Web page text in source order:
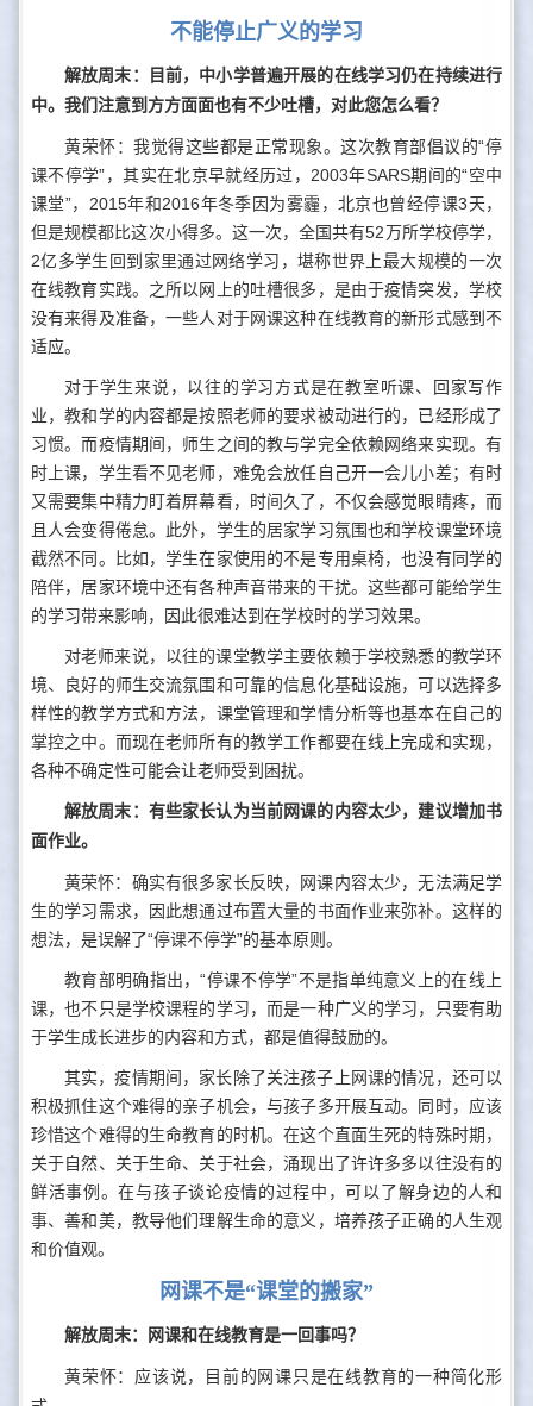
不能停止广义的学习
解放周末：目前，中小学普遍开展的在线学习仍在持续进行
中。我们注意到方方面面也有不少吐槽，对此您怎么看？
黄荣怀：我觉得这些都是正常现象。这次教育部倡议的“停
课不停学”，其实在北京早就经历过，2003年SARS期间的“空中
课堂”，2015年和2016年冬季因为雾霾，北京也曾经停课3天，
但是规模都比这次小得多。这一次，全国共有52万所学校停学，
2亿多学生回到家里通过网络学习，堪称世界上最大规模的一次
在线教育实践。之所以网上的吐槽很多，是由于疫情突发，学校
没有来得及准备，一些人对于网课这种在线教育的新形式感到不
适应。
对于学生来说，以往的学习方式是在教室听课、回家写作
业，教和学的内容都是按照老师的要求被动进行的，已经形成了
习惯。而疫情期间，师生之间的教与学完全依赖网络来实现。有
时上课，学生看不见老师，难免会放任自己开一会儿小差；有时
又需要集中精力盯着屏幕看，时间久了，不仅会感觉眼睛疼，而
且人会变得倦怠。此外，学生的居家学习氛围也和学校课堂环境
截然不同。比如，学生在家使用的不是专用桌椅，也没有同学的
陪伴，居家环境中还有各种声音带来的干扰。这些都可能给学生
的学习带来影响，因此很难达到在学校时的学习效果。
对老师来说，以往的课堂教学主要依赖于学校熟悉的教学环
境、良好的师生交流氛围和可靠的信息化基础设施，可以选择多
样性的教学方式和方法，课堂管理和学情分析等也基本在自己的
掌控之中。而现在老师所有的教学工作都要在线上完成和实现，
各种不确定性可能会让老师受到困扰。
解放周末：有些家长认为当前网课的内容太少，建议增加书
面作业。
黄荣怀：确实有很多家长反映，网课内容太少，无法满足学
生的学习需求，因此想通过布置大量的书面作业来弥补。这样的
想法，是误解了“停课不停学”的基本原则。
教育部明确指出，“停课不停学”不是指单纯意义上的在线上
课，也不只是学校课程的学习，而是一种广义的学习，只要有助
于学生成长进步的内容和方式，都是值得鼓励的。
其实，疫情期间，家长除了关注孩子上网课的情况，还可以
积极抓住这个难得的亲子机会，与孩子多开展互动。同时，应该
珍惜这个难得的生命教育的时机。在这个直面生死的特殊时期，
关于自然、关于生命、关于社会，涌现出了许许多多以往没有的
鲜活事例。在与孩子谈论疫情的过程中，可以了解身边的人和
事、善和美，教导他们理解生命的意义，培养孩子正确的人生观
和价值观。
网课不是“课堂的搬家”
解放周末：网课和在线教育是一回事吗？
黄荣怀：应该说，目前的网课只是在线教育的一种简化形